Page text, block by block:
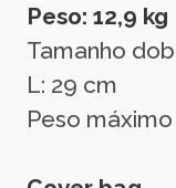
Peso: 12,9 kg
Tamanho
L: 29 cm
Peso